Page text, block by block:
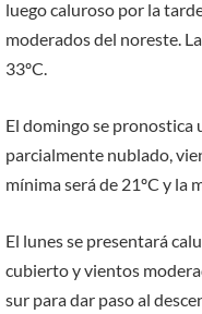
luego caluroso por la
moderados del noreste.
33ºC.
El domingo se pronostica
parcialmente nublado,
mínima será de 21ºC y la
El lunes se presentará
cubierto y vientos
sur para dar paso al